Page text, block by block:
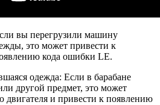
вы перегрузили машину
это может привести к
кода ошибки LE.
одежда: Если в барабане
другой предмет, это может
двигателя и привести к появлению